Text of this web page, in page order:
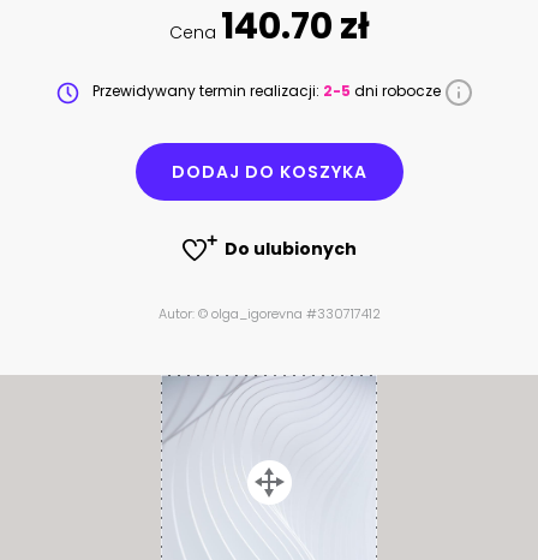
Cena 140.70 zł
Przewidywany termin realizacji: 2-5 dni robocze
DODAJ DO KOSZYKA
Do ulubionych
Autor: © olga_igorevna #330717412